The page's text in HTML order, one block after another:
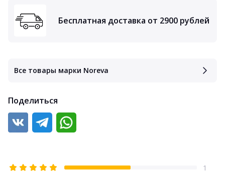
Бесплатная доставка от 2900 рублей
Все товары марки Noreva
Поделиться
1